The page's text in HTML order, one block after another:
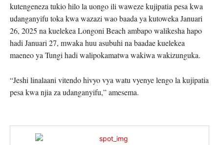
kutengeneza tukio hilo la uongo ili waweze kujipatia pesa kwa
udanganyifu toka kwa wazazi wao baada ya kutoweka Januari
26, 2025 na kuelekea Longoni Beach ambapo walikesha hapo
hadi Januari 27, mwaka huu asubuhi na baadae kuelekea
maeneo ya Tungi hadi walipokamatwa wakiwa wakizunguka.
“Jeshi linalaani vitendo hivyo vya watu vyenye lengo la kujipatia
pesa kwa njia za udanganyifu,” amesema.